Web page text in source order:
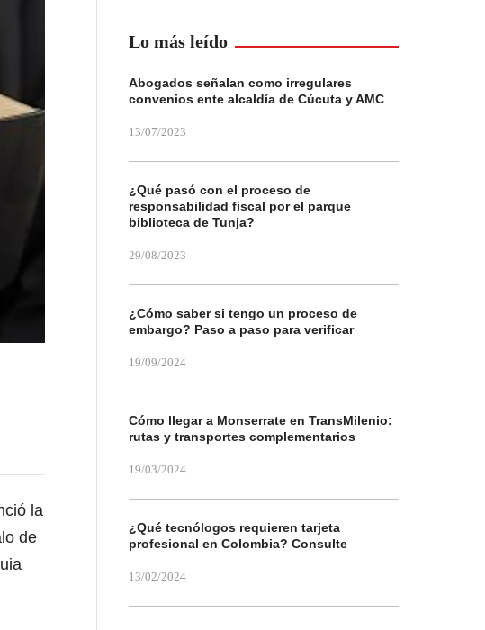
la
de
Lo más leído
Abogados señalan como irregulares
convenios ente alcaldía de Cúcuta y AMC
13/07/2023
¿Qué pasó con el proceso de
responsabilidad fiscal por el parque
biblioteca de Tunja?
29/08/2023
¿Cómo saber si tengo un proceso de
embargo? Paso a paso para verificar
19/09/2024
Cómo llegar a Monserrate en TransMilenio:
rutas y transportes complementarios
19/03/2024
¿Qué tecnólogos requieren tarjeta
profesional en Colombia? Consulte
13/02/2024